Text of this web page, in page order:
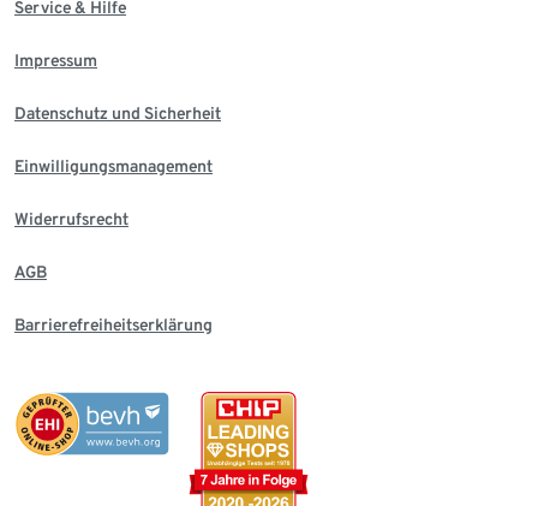
Service & Hilfe
Impressum
Datenschutz und Sicherheit
Einwilligungsmanagement
Widerrufsrecht
AGB
Barrierefreiheitserklärung